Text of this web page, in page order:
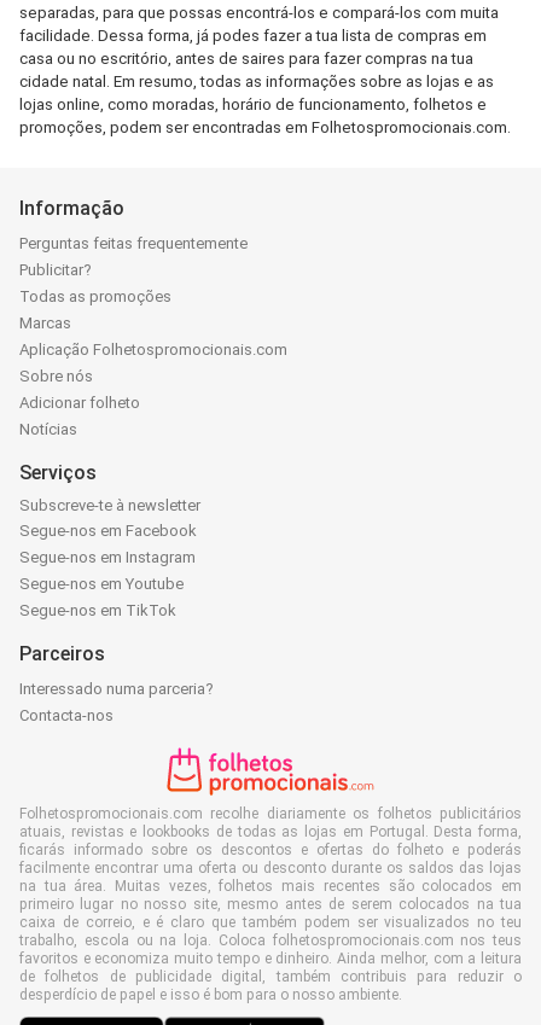
separadas, para que possas encontrá-los e compará-los com muita
facilidade. Dessa forma, já podes fazer a tua lista de compras em
casa ou no escritório, antes de saires para fazer compras na tua
cidade natal. Em resumo, todas as informações sobre as lojas e as
lojas online, como moradas, horário de funcionamento, folhetos e
promoções, podem ser encontradas em Folhetospromocionais.com.
Informação
Perguntas feitas frequentemente
Publicitar?
Todas as promoções
Marcas
Aplicação Folhetospromocionais.com
Sobre nós
Adicionar folheto
Notícias
Serviços
Subscreve-te à newsletter
Segue-nos em Facebook
Segue-nos em Instagram
Segue-nos em Youtube
Segue-nos em TikTok
Parceiros
Interessado numa parceria?
Contacta-nos
Folhetospromocionais.com recolhe diariamente os folhetos publicitários
atuais, revistas e lookbooks de todas as lojas em Portugal. Desta forma,
ficarás informado sobre os descontos e ofertas do folheto e poderás
facilmente encontrar uma oferta ou desconto durante os saldos das lojas
na tua área. Muitas vezes, folhetos mais recentes são colocados em
primeiro lugar no nosso site, mesmo antes de serem colocados na tua
caixa de correio, e é claro que também podem ser visualizados no teu
trabalho, escola ou na loja. Coloca folhetospromocionais.com nos teus
favoritos e economiza muito tempo e dinheiro. Ainda melhor, com a leitura
de folhetos de publicidade digital, também contribuis para reduzir o
desperdício de papel e isso é bom para o nosso ambiente.